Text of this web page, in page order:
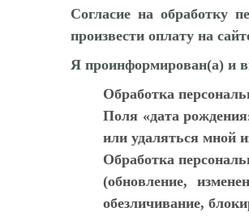
Согласие на обработку
произвести оплату на
Я проинформирован(а) и
Обработка
Поля «дата
или удаляться мной
Обработка
(обновление,
обезличивание,